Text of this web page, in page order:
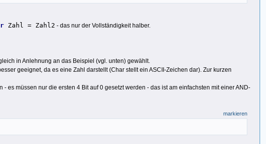
Zahl = Zahl2 - das nur der Vollständigkeit halber.
in Anlehnung an das Beispiel (vgl. unten) gewählt.
geeignet, da es eine Zahl darstellt (Char stellt ein ASCII-Zeichen dar). Zur kurzen
müssen nur die ersten 4 Bit auf 0 gesetzt werden - das ist am einfachsten mit einer AND-
markieren